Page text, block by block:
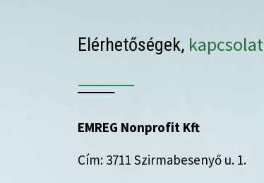
Elérhetőségek, kapcsolat
EMREG Nonprofit Kft
Cím: 3711 Szirmabesenyő u. 1.